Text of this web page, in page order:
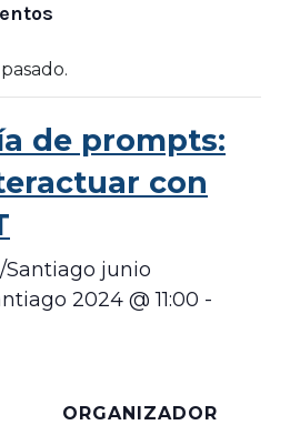
de prompts:
con
Santiago junio
2024 @ 11:00 -
ORGANIZADOR